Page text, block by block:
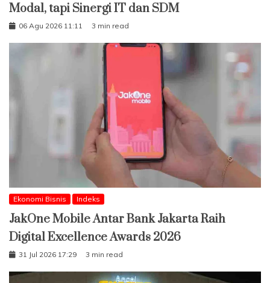
Modal, tapi Sinergi IT dan SDM
06 Agu 2026 11:11 3 min read
Ekonomi Bisnis Indeks
JakOne Mobile Antar Bank Jakarta Raih
Digital Excellence Awards 2026
31 Jul 2026 17:29 3 min read